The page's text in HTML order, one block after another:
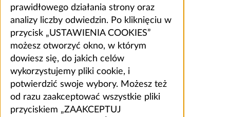
prawidłowego działania strony oraz
analizy liczby odwiedzin. Po kliknięciu w
przycisk „USTAWIENIA COOKIES”
możesz otworzyć okno, w którym
dowiesz się, do jakich celów
wykorzystujemy pliki cookie, i
potwierdzić swoje wybory. Możesz też
od razu zaakceptować wszystkie pliki
przyciskiem „ZAAKCEPTUJ